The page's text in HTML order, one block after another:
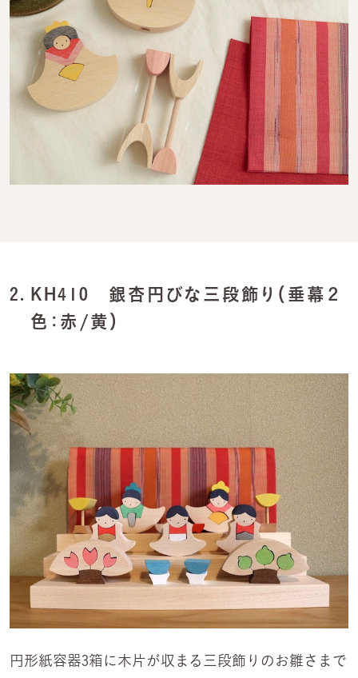
2. KH410 銀杏円びな三段飾り（垂幕２
色：赤/黄）
円形紙容器3箱に木片が収まる三段飾りのお雛さまで